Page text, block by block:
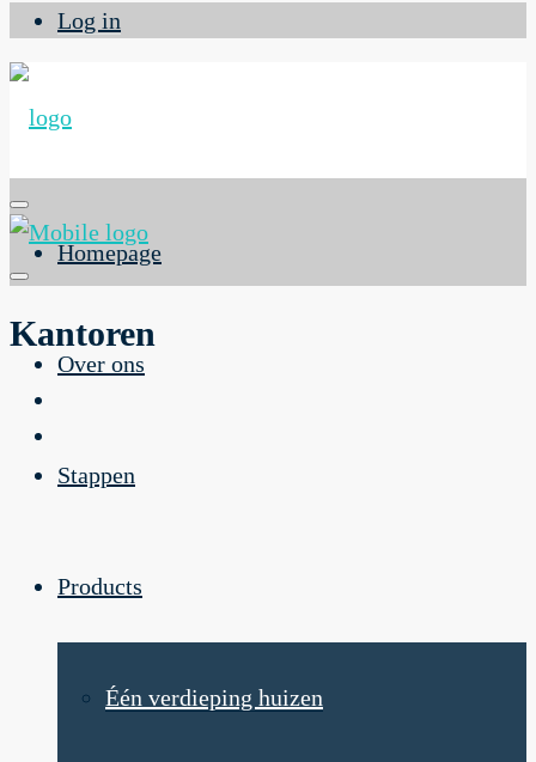
Log in
Homepage
Over ons
Stappen
Products
Één verdieping huizen
Kantoren